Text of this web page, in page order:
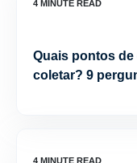
Quais pontos
coletar? 9